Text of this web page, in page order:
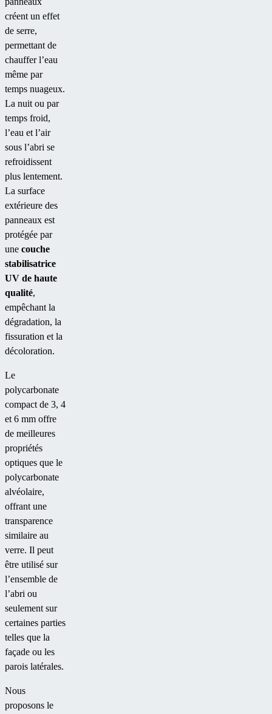
créent un effet
de serre,
permettant de
chauffer l’eau
même par
temps nuageux.
La nuit ou par
temps froid,
l’eau et l’air
sous l’abri se
refroidissent
plus lentement.
La surface
extérieure des
panneaux est
protégée par
une couche
stabilisatrice
UV de haute
qualité,
empêchant la
dégradation, la
fissuration et la
décoloration.
Le
polycarbonate
compact de 3, 4
et 6 mm offre
de meilleures
propriétés
optiques que le
polycarbonate
alvéolaire,
offrant une
transparence
similaire au
verre. Il peut
être utilisé sur
l’ensemble de
l’abri ou
seulement sur
certaines parties
telles que la
façade ou les
parois latérales.
Nous
proposons le